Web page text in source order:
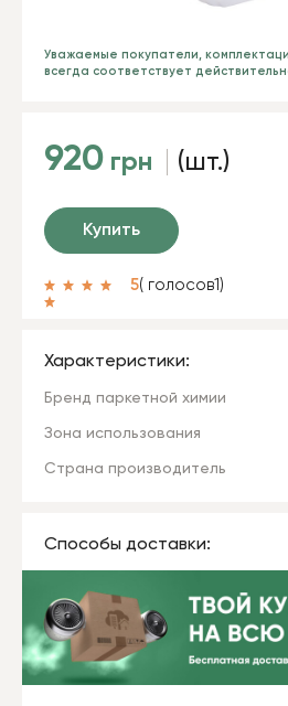
Уважаемые покупатели,
всегда соответствует
920 грн (шт.)
Купить
5( голосов1 )
Характеристики:
Бренд паркетной химии
Зона использования
Страна производитель
Способы доставки: